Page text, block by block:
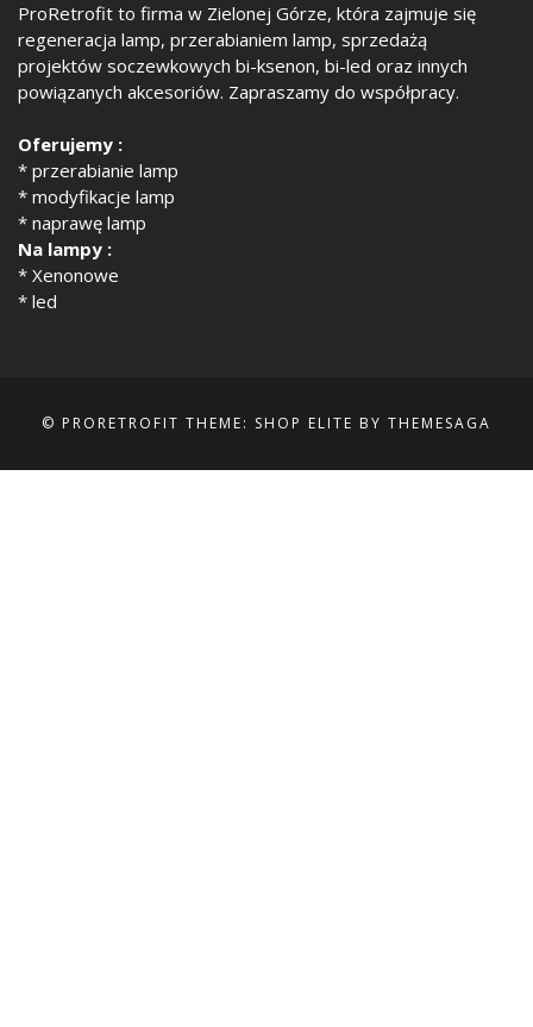
ProRetrofit to firma w Zielonej Górze, która zajmuje się
regeneracja lamp, przerabianiem lamp, sprzedażą
projektów soczewkowych bi-ksenon, bi-led oraz innych
powiązanych akcesoriów. Zapraszamy do współpracy.
Oferujemy :
* przerabianie lamp
* modyfikacje lamp
* naprawę lamp
Na lampy :
* Xenonowe
* led
© PRORETROFIT THEME: SHOP ELITE BY THEMESAGA